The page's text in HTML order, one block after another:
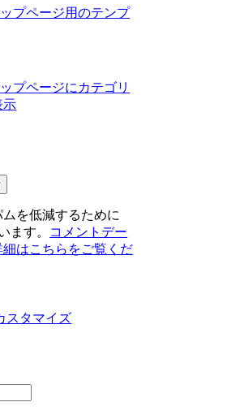
ップページ用のテンプ
ップページにカテゴリ
示
を低減するために
ます。
コメントデー
はこちらをご覧くだ
スタマイズ